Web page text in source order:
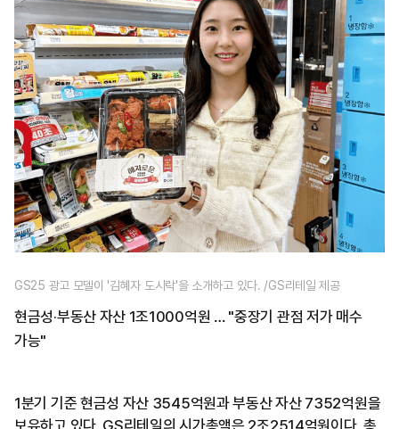
GS25 광고 모델이 '김혜자 도시락'을 소개하고 있다. /GS리테일 제공
현금성·부동산 자산 1조1000억원 … "중장기 관점 저가 매수
가능"
1분기 기준 현금성 자산 3545억원과 부동산 자산 7352억원을